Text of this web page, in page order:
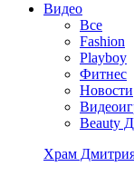
Видео
Все
Fashion
Playboy
Фитнес
Новости
Beauty
Храм